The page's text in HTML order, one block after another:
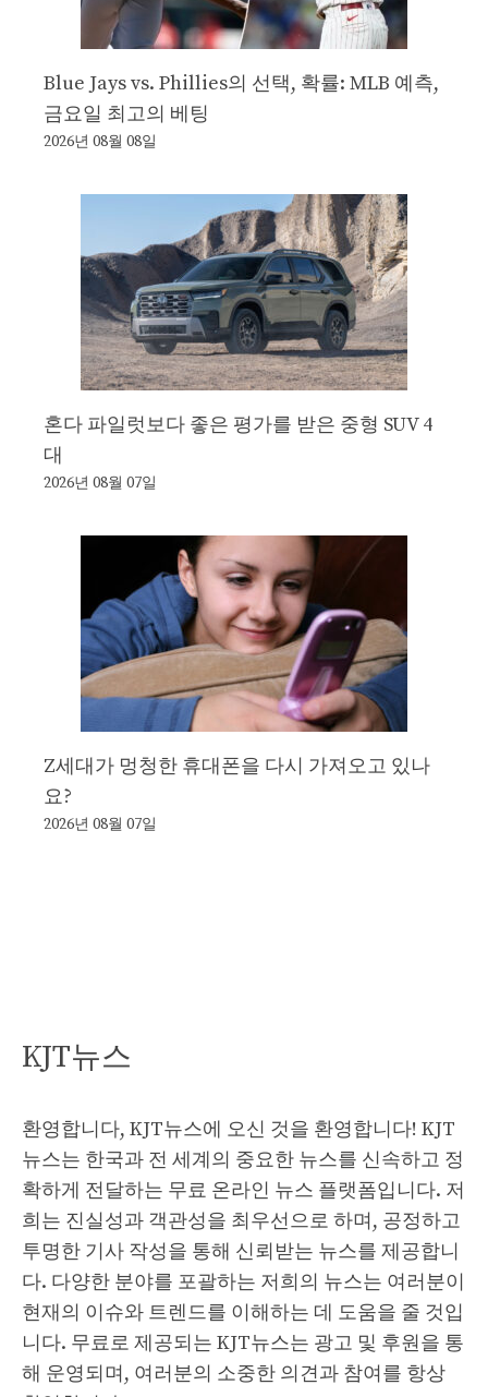
Blue Jays vs. Phillies의 선택, 확률: MLB 예측,
금요일 최고의 베팅
2026년 08월 08일
혼다 파일럿보다 좋은 평가를 받은 중형 SUV 4
대
2026년 08월 07일
Z세대가 멍청한 휴대폰을 다시 가져오고 있나
요?
2026년 08월 07일
KJT뉴스
환영합니다, KJT뉴스에 오신 것을 환영합니다! KJT
뉴스는 한국과 전 세계의 중요한 뉴스를 신속하고 정
확하게 전달하는 무료 온라인 뉴스 플랫폼입니다. 저
희는 진실성과 객관성을 최우선으로 하며, 공정하고
투명한 기사 작성을 통해 신뢰받는 뉴스를 제공합니
다. 다양한 분야를 포괄하는 저희의 뉴스는 여러분이
현재의 이슈와 트렌드를 이해하는 데 도움을 줄 것입
니다. 무료로 제공되는 KJT뉴스는 광고 및 후원을 통
해 운영되며, 여러분의 소중한 의견과 참여를 항상